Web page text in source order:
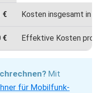
€ Kosten insgesamt in 24
€ Effektive Kosten pro
Mit
für Mobilfunk-